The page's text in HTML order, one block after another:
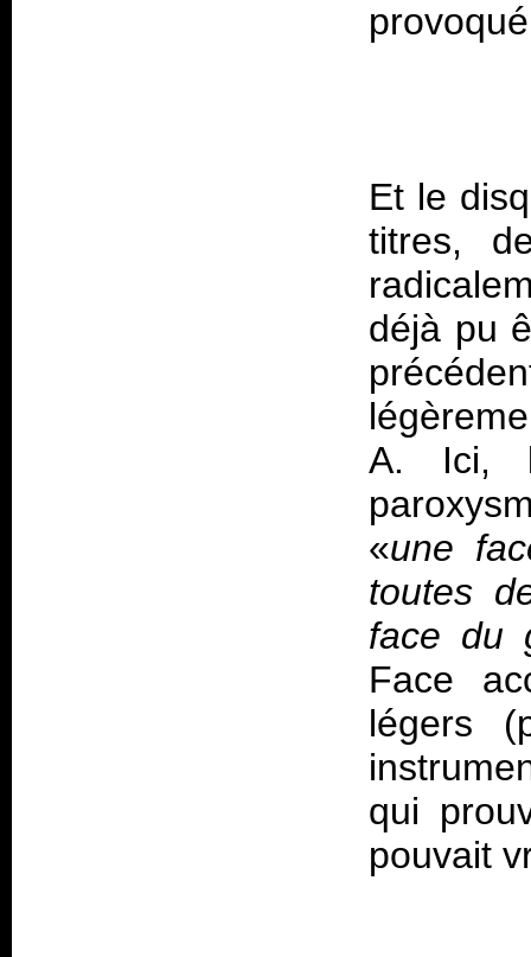
Et le
titres,
déjà pu
A. Ici,
«une
toutes
face du
Face
légers
qui